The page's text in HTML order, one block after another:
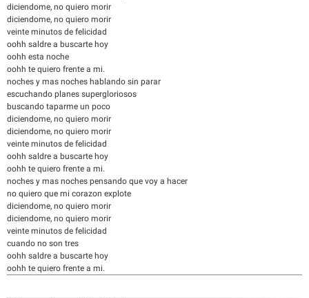
diciendome, no quiero morir
diciendome, no quiero morir
veinte minutos de felicidad
oohh saldre a buscarte hoy
oohh esta noche
oohh te quiero frente a mi.
noches y mas noches hablando sin parar
escuchando planes supergloriosos
buscando taparme un poco
diciendome, no quiero morir
diciendome, no quiero morir
veinte minutos de felicidad
oohh saldre a buscarte hoy
oohh te quiero frente a mi.
noches y mas noches pensando que voy a hacer
no quiero que mi corazon explote
diciendome, no quiero morir
diciendome, no quiero morir
veinte minutos de felicidad
cuando no son tres
oohh saldre a buscarte hoy
oohh te quiero frente a mi.